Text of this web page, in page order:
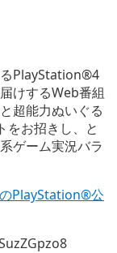
PlayStation®4
けするWeb番組
超能力ぬいぐる
をお招きし、と
ゲーム実況バラ
PlayStation®公